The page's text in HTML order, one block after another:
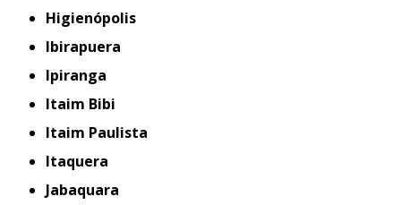
Higienópolis
Ibirapuera
Ipiranga
Itaim Bibi
Itaim Paulista
Itaquera
Jabaquara